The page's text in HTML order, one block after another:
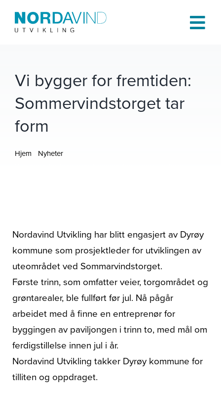
Om oss
Tjenester
Om oss
Vi bygger for fremtiden:
Sommervindstorget tar
form
Hjem
Nyheter
Nordavind Utvikling har blitt engasjert av Dyrøy
kommune som prosjektleder for utviklingen av
uteområdet ved Sommarvindstorget.
Første trinn, som omfatter veier, torgområdet og
grøntarealer, ble fullført før jul. Nå pågår
arbeidet med å finne en entreprenør for
byggingen av paviljongen i trinn to, med mål om
ferdigstillelse innen jul i år.
Nordavind Utvikling takker Dyrøy kommune for
tilliten og oppdraget.